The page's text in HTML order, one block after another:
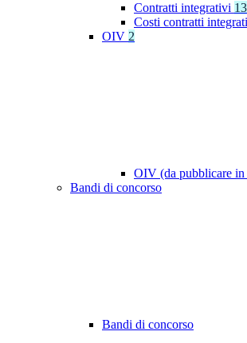
Contratti integrativi 13
Costi contratti
OIV 2
OIV (da pubblicare in
Bandi di concorso
Bandi di concorso